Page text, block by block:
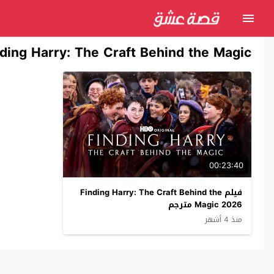
Harry: The Craft Behind the Magic
00:23:40
فيلم Finding Harry: The Craft Behind the
Magic 2026 مترجم
منذ 4 أشهر